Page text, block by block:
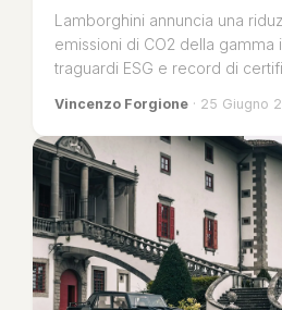
Lamborghini annuncia una
emissioni di CO2 della gamma
traguardi ESG e record di
Vincenzo Forgione · 25 Giugno